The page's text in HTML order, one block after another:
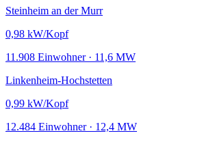
Steinheim an der Murr
0,98 kW/Kopf
11.908 Einwohner · 11,6 MW
Linkenheim-Hochstetten
0,99 kW/Kopf
12.484 Einwohner · 12,4 MW